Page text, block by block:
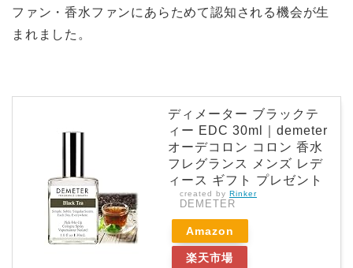
ファン・香水ファンにあらためて認知される機会が生
まれました。
ディメーター ブラックテ
ィー EDC 30ml｜demeter
オーデコロン コロン 香水
フレグランス メンズ レデ
ィース ギフト プレゼント
created by Rinker
DEMETER
Amazon
楽天市場